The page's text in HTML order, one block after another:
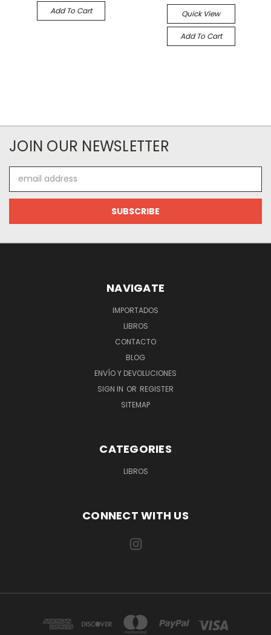
Add To Cart Quick View
Add To Cart
JOIN OUR NEWSLETTER
Address
NAVIGATE
IMPORTADOS
LIBROS
CONTACTO
BLOG
ENVÍO Y DEVOLUCIONES
SIGN IN OR REGISTER
SITEMAP
CATEGORIES
LIBROS
CONNECT WITH US